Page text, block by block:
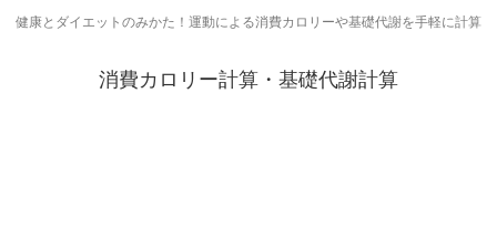
健康とダイエットのみかた！運動による消費カロリーや基礎代謝を手軽に計算
消費カロリー計算・基礎代謝計算